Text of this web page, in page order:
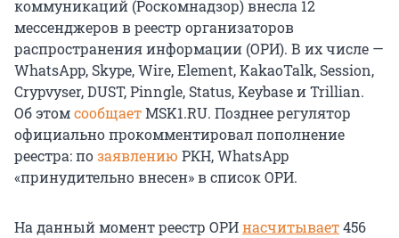
коммуникаций (Роскомнадзор) внесла 12
мессенджеров в реестр организаторов
распространения информации (ОРИ). В их числе —
WhatsApp, Skype, Wire, Element, KakaoTalk, Session,
Crypvyser, DUST, Pinngle, Status, Keybase и Trillian.
Об этомсообщаетMSK1.RU. Позднее регулятор
официально прокомментировал пополнение
реестра: позаявлению РКН, WhatsApp
«принудительно внесен» в список ОРИ.
На данный момент реестр ОРИнасчитывает456